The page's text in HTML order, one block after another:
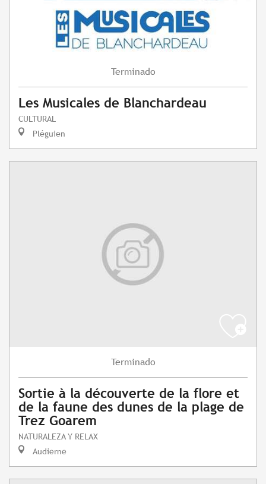
Terminado
Les Musicales de Blanchardeau
CULTURAL
Pléguien
Terminado
Sortie à la découverte de la flore et
de la faune des dunes de la plage de
Trez Goarem
NATURALEZA Y RELAX
Audierne